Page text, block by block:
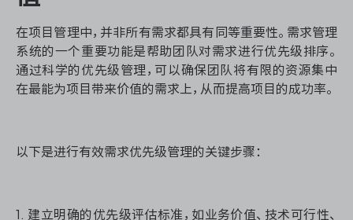
在项目管理中，并非所有需求都具有同等重要性。需求管理
系统的一个重要功能是帮助团队对需求进行优先级排序。
通过科学的优先级管理，可以确保团队将有限的资源集中
在最能为项目带来价值的需求上，从而提高项目的成功率。
以下是进行有效需求优先级管理的关键步骤：
1. 建立明确的优先级评估标准，如业务价值、技术可行性、